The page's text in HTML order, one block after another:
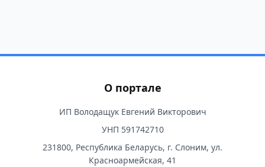
О портале
ИП Володащук Евгений Викторович
УНП 591742710
231800, Республика Беларусь, г. Слоним, ул.
Красноармейская, 41